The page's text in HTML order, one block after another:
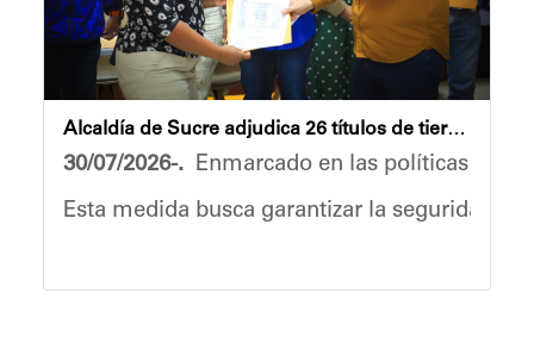
Oskarina Rosso
Alcaldía de Sucre adjudica 26 títulos de tierra a familias de Petare Norte y La Dolorita
30/07/2026-. Enmarcado en las políticas de
Esta medida busca garantizar la seguridad